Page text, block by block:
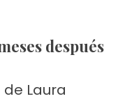
después
de Laura